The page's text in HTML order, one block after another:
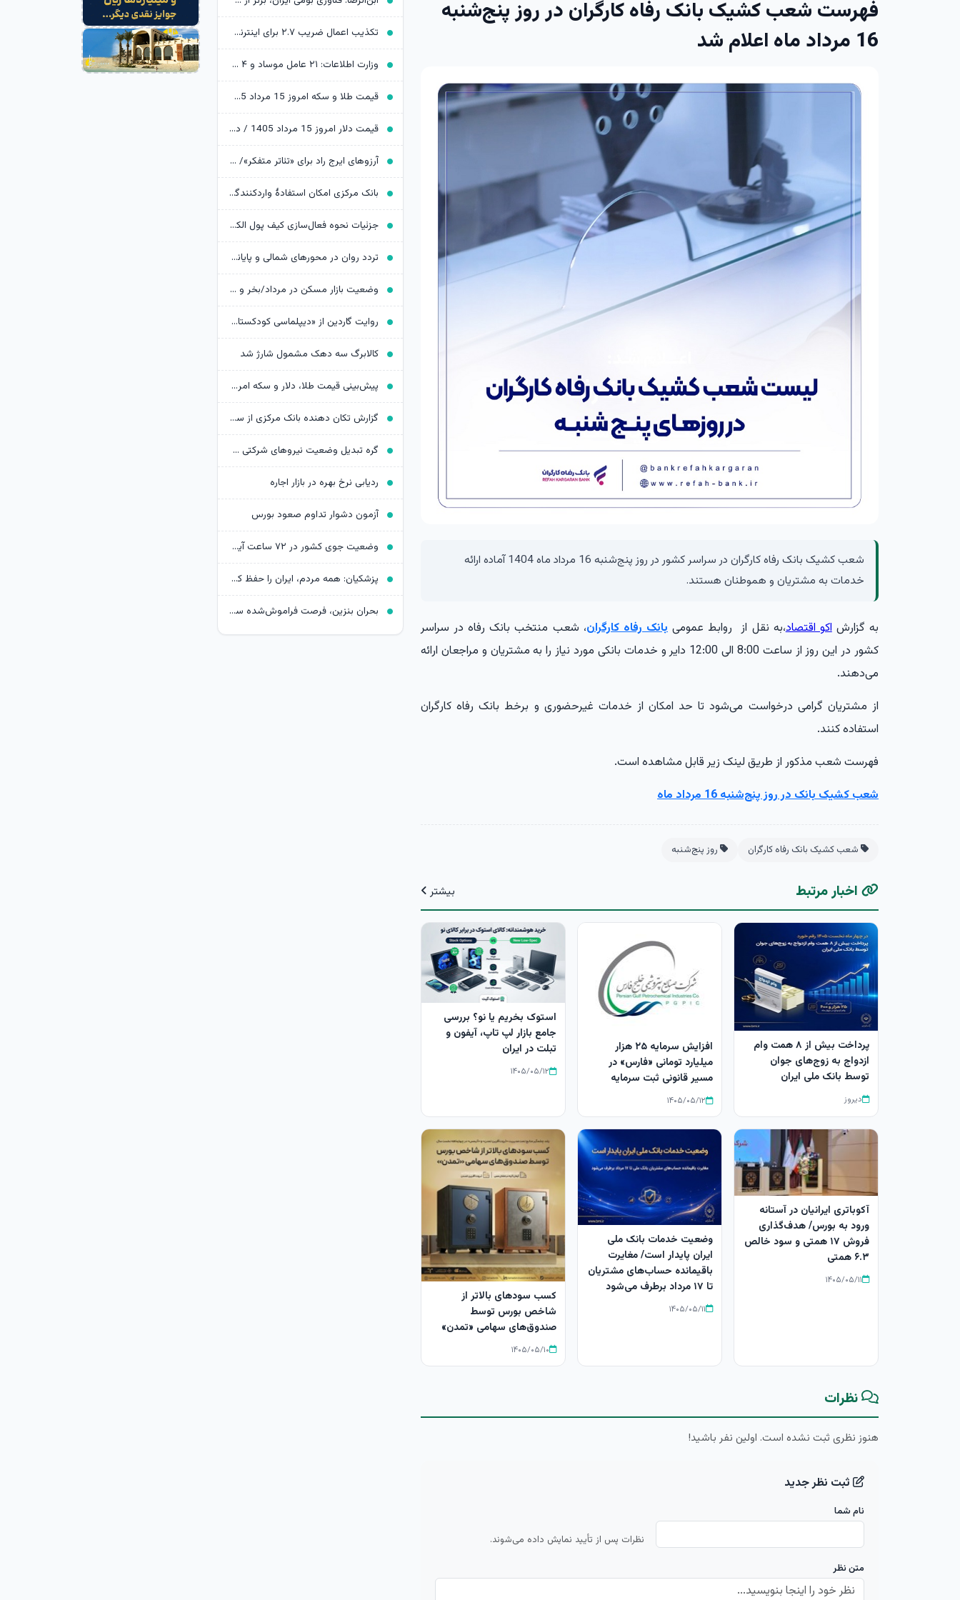
فهرست شعب کشیک بانک رفاه کارگران در روز پنج‌شنبه
16 مرداد ماه اعلام شد
شعب کشیک بانک رفاه کارگران در سراسر کشور در روز پنج‌شنبه 16 مرداد ماه 1404 آماده ارائه
خدمات به مشتریان و هموطنان هستند.
به گزارشاکو اقتصاد،به نقل از روابط عمومیبانک رفاه کارگران، شعب منتخب بانک رفاه در سراسر
کشور در این روز از ساعت 8:00 الی 12:00 دایر و خدمات بانکی مورد نیاز را به مشتریان و مراجعان ارائه
می‌دهند.
از مشتریان گرامی درخواست می‌شود تا حد امکان از خدمات غیرحضوری و برخط بانک رفاه کارگران
استفاده کنند.
فهرست شعب مذکور از طریق لینک زیر قابل مشاهده است.
شعب کشیک بانک در روز پنج‌شنبه 16 مرداد ماه
شعب کشیک بانک رفاه کارگران روز پنج‌شنبه
اخبار مرتبط بیشتر
پرداخت بیش از ۸ همت وام
ازدواج به زوج‌های جوان
توسط بانک ملی ایران
دیروز
افزایش سرمایه ۲۵ هزار
میلیارد تومانی «فارس» در
مسیر قانونی ثبت سرمایه
۱۴۰۵/۰۵/۱۲
استوک بخریم یا نو؟ بررسی
جامع بازار لپ‌ تاپ، آیفون و
تبلت در ایران
۱۴۰۵/۰۵/۱۲
آکوباتری ایرانیان در آستانه
ورود به بورس/ هدف‌گذاری
فروش ۱۷ همتی و سود خالص
۶.۳ همتی
۱۴۰۵/۰۵/۱۱
وضعیت خدمات بانک ملی
ایران پایدار است/ مغایرت‌
باقیمانده حساب‌های مشتریان
تا ۱۷ مرداد برطرف می‌شود
۱۴۰۵/۰۵/۱۱
کسب سودهای بالاتر از
شاخص بورس توسط
صندوق‌های سهامی «تمدن»
۱۴۰۵/۰۵/۱۰
نظرات
هنوز نظری ثبت نشده است. اولین نفر باشید!
ثبت نظر جدید
نام شما
نظرات پس از تأیید نمایش داده می‌شوند.
متن نظر
تکذیب اعمال ضریب ۲.۷ برای اینترنت بین‌الملل از سوی سازمان تنظیم مقررات
وزارت اطلاعات: ۲۱ عامل موساد و ۴ عضو باندهای مسلح بازداشت شدند
قیمت طلا و سکه امروز 15 مرداد 1405/ فرمان بازار طلا به دست اونس جهانی افتاد
قیمت دلار امروز 15 مرداد 1405 / دلار ۴ هزار تومان ریخت
آرزوهای ایرج راد برای «تئاتر متفکر»/ «آبجی‌ها و آقاجان» روی صحنه می‌رود
بانک مرکزی امکان استفادۀ واردکنندگان دارو از اوراق گام را تا پایان امسال تمدید کرد
جزئیات نحوه فعال‌سازی کیف پول الکترونیک
تردد روان در محورهای شمالی و پایانه‌های مرزی اربعین
وضعیت بازار مسکن در مرداد/بخر و بفروش‌ها دست از کار کشیدند
روایت گاردین از «دیپلماسی کودکستانی» ترامپ در برابر ایران
کالابرگ سه دهک مشمول شارژ شد
پیش‌بینی قیمت طلا، دلار و سکه امروز 15 مرداد 1405/ بازار منتظر مذاکرات تنگه هرمز
گزارش تکان‌ دهنده بانک مرکزی از سفره ایرانی‌ها؛ تورم چگونه فقرا را فقیرتر کرد؟
گره تبدیل وضعیت نیروهای شرکتی / قانون مانع است یا پیمانکاران؟
ردیابی نرخ بهره در بازار اجاره
آزمون دشوار تداوم صعود بورس
وضعیت جوی کشور در ۷۲ ساعت آینده؛ موج بارش‌های تابستانه در راه ۱۱ استان
پزشکیان: همه مردم، ایران را حفظ کردند/ بودن رهبر انقلاب قوت قلب بالایی برای ماست
بحران بنزین، فرصت فراموش‌شده سی‌ان‌جی